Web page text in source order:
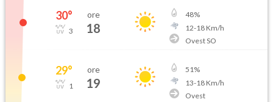
30°
3
ore
18
48%
12-18Km/h
Ovest SO
29°
1
ore
19
51%
13-18Km/h
Ovest